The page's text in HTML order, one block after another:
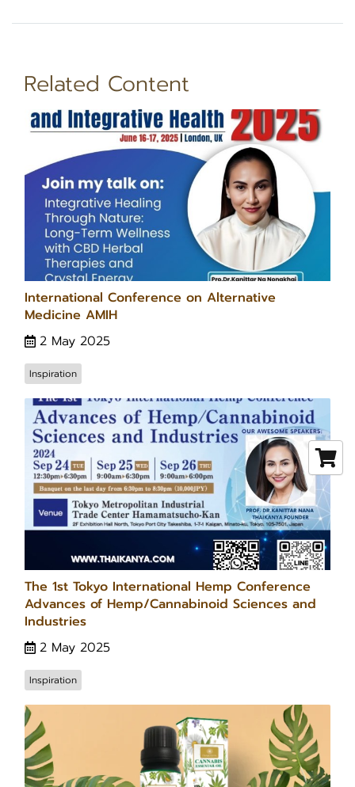
Related Content
International Conference on Alternative
Medicine AMIH
2 May 2025
Inspiration
The 1st Tokyo International Hemp Conference
Advances of Hemp/Cannabinoid Sciences and
Industries
2 May 2025
Inspiration